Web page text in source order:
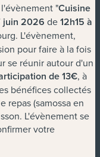
"Cuisine
juin 2026 de12h15 à
L'évènement,
pour faire à la fois
se réunir autour d'un
de 13€, à
bénéfices collectés
repas (samossa en
L'évènement se
votre